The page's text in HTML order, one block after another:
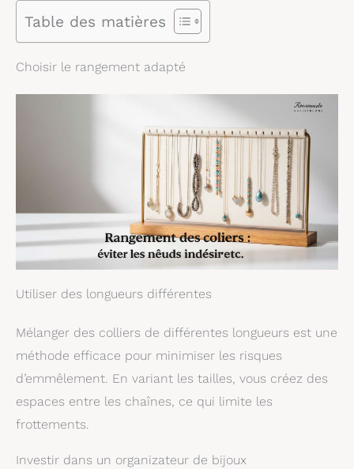
Table des matières
Choisir le rangement adapté
Utiliser des longueurs différentes
Mélanger des colliers de différentes longueurs est une
méthode efficace pour minimiser les risques
d’emmêlement. En variant les tailles, vous créez des
espaces entre les chaînes, ce qui limite les
frottements.
Investir dans un organizateur de bijoux